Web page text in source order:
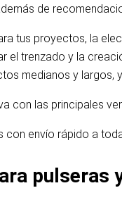
de
tus proyectos, la
el trenzado y la
medianos y largos,
con las principales
envío rápido a